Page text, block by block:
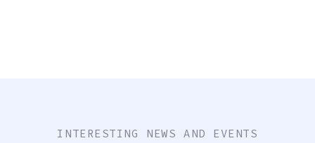
INTERESTING NEWS AND EVENTS